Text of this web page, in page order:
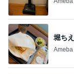
堀ち
Ameba